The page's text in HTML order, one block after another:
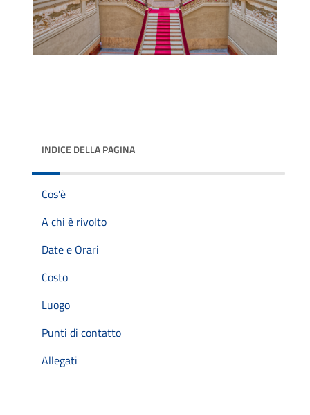
INDICE DELLA PAGINA
Cos'è
A chi è rivolto
Date e Orari
Costo
Luogo
Punti di contatto
Allegati